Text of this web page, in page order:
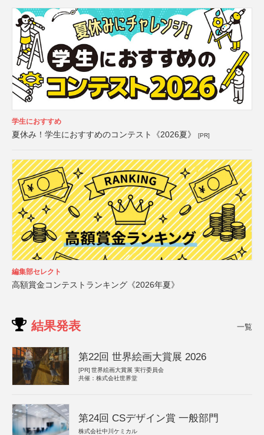
学生におすすめ
夏休み！学生におすすめのコンテスト《2026夏》 [PR]
編集部セレクト
高額賞金コンテストランキング《2026年夏》
結果発表 一覧
第22回 世界絵画大賞展 2026
[PR] 世界絵画大賞展 実行委員会
共催：株式会社世界堂
第24回 CSデザイン賞 一般部門
株式会社中川ケミカル